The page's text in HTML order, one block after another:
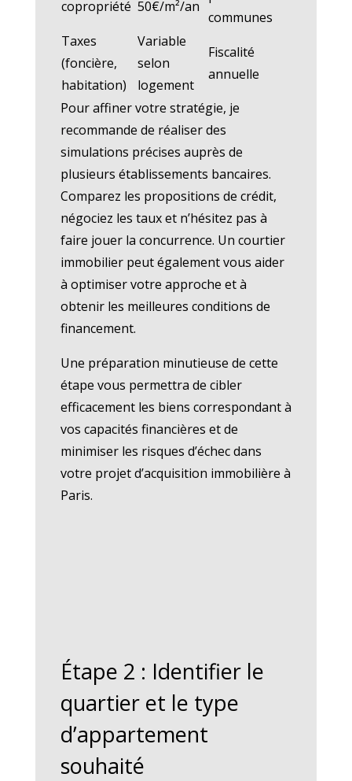
copropriété 50€/m²/an
communes
Taxes
(foncière,
habitation)
Variable
selon
logement
Fiscalité
annuelle
Pour affiner votre stratégie, je
recommande de réaliser des
simulations précises auprès de
plusieurs établissements bancaires.
Comparez les propositions de crédit,
négociez les taux et n’hésitez pas à
faire jouer la concurrence. Un courtier
immobilier peut également vous aider
à optimiser votre approche et à
obtenir les meilleures conditions de
financement.
Une préparation minutieuse de cette
étape vous permettra de cibler
efficacement les biens correspondant à
vos capacités financières et de
minimiser les risques d’échec dans
votre projet d’acquisition immobilière à
Paris.
Étape 2 : Identifier le
quartier et le type
d’appartement
souhaité